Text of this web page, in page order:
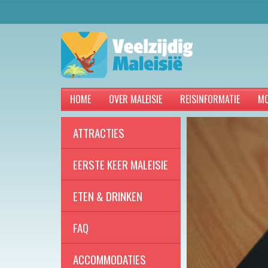
HOME OVER MALEISIE REISINFORMATIE
ATTRACTIES
EERSTE KEER MALEISIE
ETEN & DRINKEN
FAQ
ACCOMMODATIES